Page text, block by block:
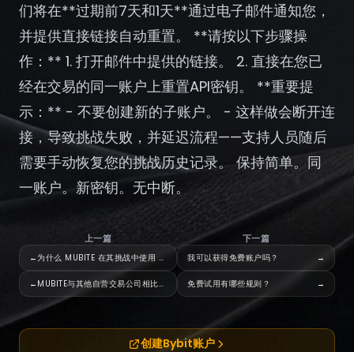
关于我们
登录
注册
们将在**过期前7天和1天**通过电子邮件通知您，
并提供直接链接自动重置。 **请按以下步骤操
作：** 1. 打开邮件中提供的链接。 2. 直接在您已
经在交易的同一账户上重置API密钥。 **重要提
示：** - 不要创建新的子账户。 - 这样做会断开连
接，导致挑战失败，并延迟流程——支持人员随后
需要手动恢复您的挑战历史记录。 保持简单。同
一账户。新密钥。无中断。
上一篇
← 为什么 MUBITE 在其挑战中使用 CLEO 和 BYBI
← MUBITE与其他自营交易公司相比有何独特之处？
下一篇
我可以获得免费账户吗？ →
免费试用有哪些规则？ →
创建Bybit账户